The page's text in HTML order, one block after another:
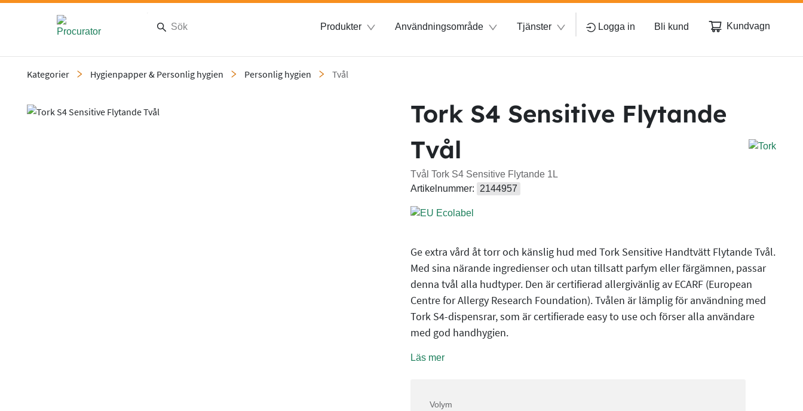
Produkter Användningsområde Tjänster Logga in Bli kund Kundvagn
Kategorier Hygienpapper & Personlig hygien Personlig hygien Tvål
Slide 1 of 1
Tork S4 Sensitive Flytande
Tvål
Tvål Tork S4 Sensitive Flytande 1L
Artikelnummer:
2144957
Ge extra vård åt torr och känslig hud med Tork Sensitive Handtvätt Flytande Tvål.
Med sina närande ingredienser och utan tillsatt parfym eller färgämnen, passar
denna tvål alla hudtyper. Den är certifierad allergivänlig av ECARF (European
Centre for Allergy Research Foundation). Tvålen är lämplig för användning med
Tork S4-dispensrar, som är certifierade easy to use och förser alla användare
med god handhygien.
Läs mer
Volym